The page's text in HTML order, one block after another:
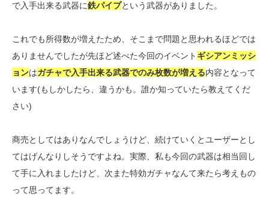
で入手出来る武器に鉄パイプという武器がありました。
これでも所得数が増えたため、そこまで問題と思われるほどでは
ありませんでしたが先ほど述べた今回のイベント ギシアンミッシ
ョンはガチャで入手出来る武器でのみ枚数が増える内容となって
います(もしかしたら、違うかも。誰か知っていたら教えてくだ
さい)
商売としてはありなんでしょうけど、続けていくとユーザーとし
てはげんなりしそうですよね。実際、私も今回の武器は相当回し
て手に入れましたけど、次また特効ガチャなんて来たら考えもの
って思ってます。